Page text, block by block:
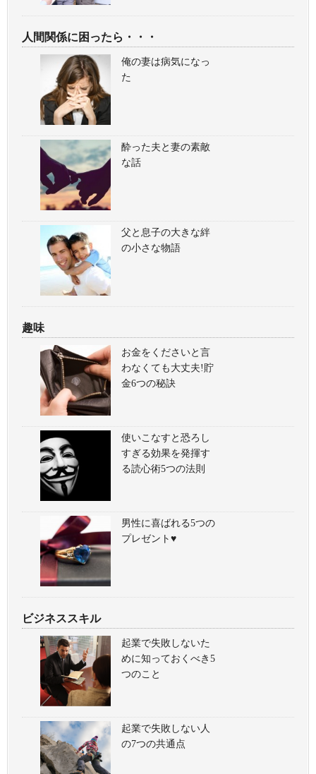
人間関係に困ったら・・・
俺の妻は病気になっ
た
酔った夫と妻の素敵
な話
父と息子の大きな絆
の小さな物語
趣味
お金をくださいと言
わなくても大丈夫!貯
金6つの秘訣
使いこなすと恐ろし
すぎる効果を発揮す
る読心術5つの法則
男性に喜ばれる5つの
プレゼント♥
ビジネススキル
起業で失敗しないた
めに知っておくべき5
つのこと
起業で失敗しない人
の7つの共通点